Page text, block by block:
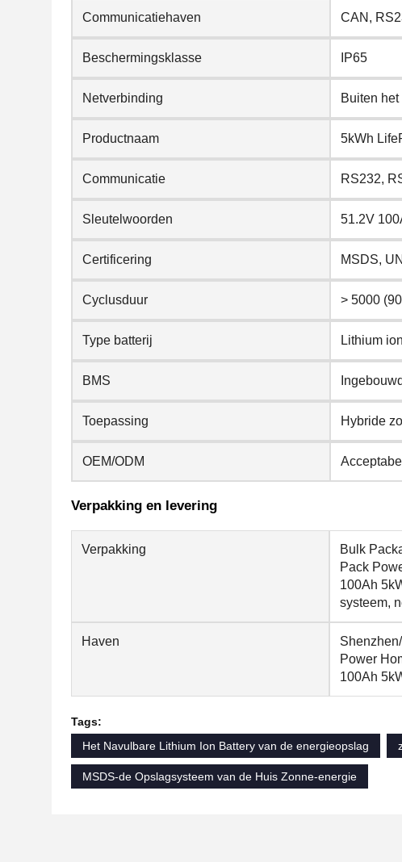
Communicatiehaven CAN,
Beschermingsklasse IP65
Netverbinding Buiten
Productnaam 5kWh
Communicatie RS232,
Sleutelwoorden 51.2V
Certificering MSDS,
Cyclusduur > 5000
Type batterij Lithium
BMS
Toepassing Hybride
OEM/ODM Acceptabel
Verpakking en levering
Verpakking
Bulk
Pack
100Ah
systeem,
Haven
Power
100Ah
Tags:
Het Navulbare Lithium Ion Battery van de energieopslag
MSDS-de Opslagsysteem van de Huis Zonne-energie